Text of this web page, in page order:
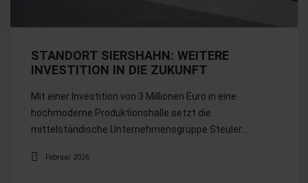
STANDORT SIERSHAHN: WEITERE
INVESTITION IN DIE ZUKUNFT
Mit einer Investition von 3 Millionen Euro in eine
hochmoderne Produktionshalle setzt die
mittelständische Unternehmensgruppe Steuler…
Februar 2026